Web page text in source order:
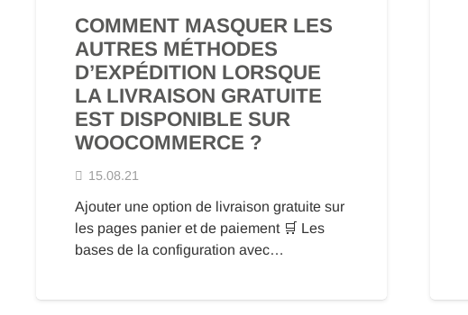
COMMENT MASQUER LES
AUTRES MÉTHODES
D’EXPÉDITION LORSQUE
LA LIVRAISON GRATUITE
EST DISPONIBLE SUR
WOOCOMMERCE ?
15.08.21
Ajouter une option de livraison gratuite sur
les pages panier et de paiement 🛒 Les
bases de la configuration avec…